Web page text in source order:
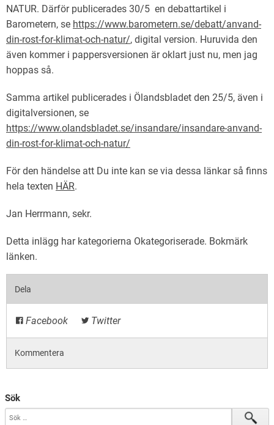
NATUR. Därför publicerades 30/5 en debattartikel i
Barometern, se https://www.barometern.se/debatt/anvand-
din-rost-for-klimat-och-natur/, digital version. Huruvida den
även kommer i pappersversionen är oklart just nu, men jag
hoppas så.
Samma artikel publicerades i Ölandsbladet den 25/5, även i
digitalversionen, se
https://www.olandsbladet.se/insandare/insandare-anvand-
din-rost-for-klimat-och-natur/
För den händelse att Du inte kan se via dessa länkar så finns
hela texten HÄR.
Jan Herrmann, sekr.
Detta inlägg har kategorierna Okategoriserade. Bokmärk
länken.
Dela
Facebook Twitter
Kommentera
Sök